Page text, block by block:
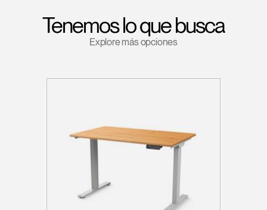
Tenemos lo que busca
Explore más opciones